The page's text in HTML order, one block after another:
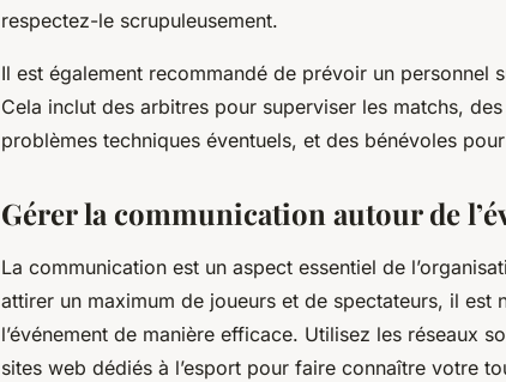
respectez-le scrupuleusement.
Il est également recommandé de prévoir un personnel
Cela inclut des arbitres pour superviser les matchs,
problèmes techniques éventuels, et des bénévoles
Gérer la communication autour de
La communication est un aspect essentiel de
attirer un maximum de joueurs et de spectateurs, il est
l’événement de manière efficace. Utilisez les réseaux
sites web dédiés à l’esport pour faire connaître votre